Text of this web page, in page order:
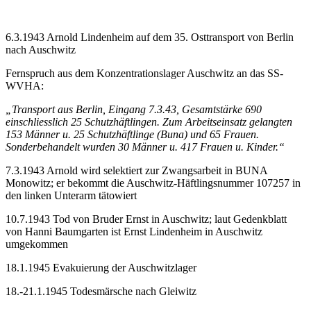
6.3.1943 Arnold Lindenheim auf dem 35. Osttransport von Berlin
nach Auschwitz
Fernspruch aus dem Konzentrationslager Auschwitz an das SS-
WVHA:
„Transport aus Berlin, Eingang 7.3.43, Gesamtstärke 690
einschliesslich 25 Schutzhäftlingen. Zum Arbeitseinsatz gelangten
153 Männer u. 25 Schutzhäftlinge (Buna) und 65 Frauen.
Sonderbehandelt wurden 30 Männer u. 417 Frauen u. Kinder.“
7.3.1943 Arnold wird selektiert zur Zwangsarbeit in BUNA
Monowitz; er bekommt die Auschwitz-Häftlingsnummer 107257 in
den linken Unterarm tätowiert
10.7.1943 Tod von Bruder Ernst in Auschwitz; laut Gedenkblatt
von Hanni Baumgarten ist Ernst Lindenheim in Auschwitz
umgekommen
18.1.1945 Evakuierung der Auschwitzlager
18.-21.1.1945 Todesmärsche nach Gleiwitz